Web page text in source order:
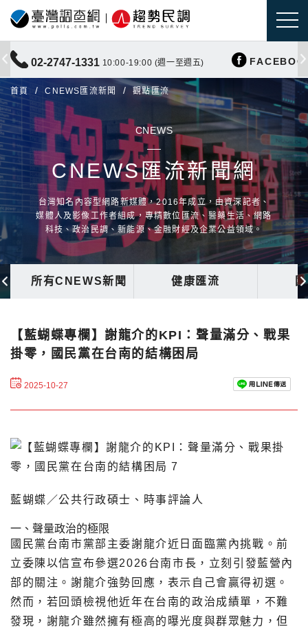
02-2747-1331 10:00-19:00 (週一至週五)
首頁 CNEWS匯流新聞 觀點匯流
CNEWS
CNEWS匯流新聞網
台灣知名內容型網路新媒體，2016年成立，由資深記者、
媒體人及影像工作者組成，專精數位匯流、醫藥生活、網路
科技、政治民調、新能源、金融財經及企業公益領域。
所有CNEWS新聞 健康匯流
【藍蝴蝶專欄】謝龍介的KPI：聲量滿分、戰果
掛零，國民黨在台南的結構困局
2025-10-27
藍蝴蝶／公共行政碩士、時事評論人
一、聲量政治的極限
國民黨台南市黨部主委謝龍介近日面臨黨內挑戰。前
立委陳以信宣布參選2026台南市長，立刻引發藍營內
部的關注。謝龍介強勢回應，表示自己會贏得初選。
然而，若回頭檢視他近年在台南的政治成績單，不難
發現，謝龍介雖然擁有極高的曝光度與群眾魅力，但